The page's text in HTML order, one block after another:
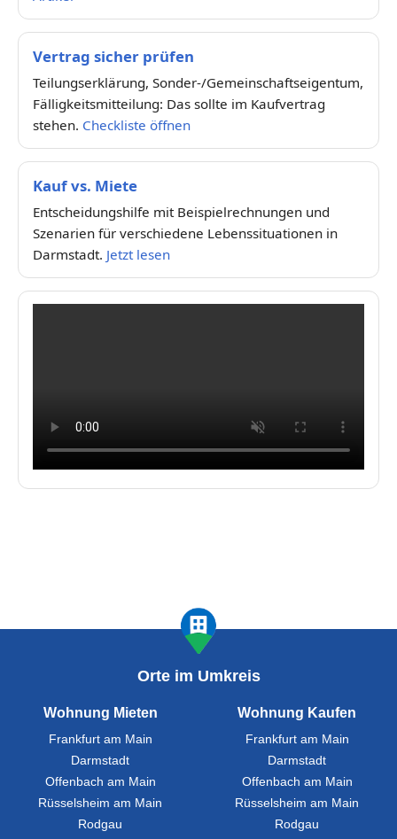
Vertrag sicher prüfen
Teilungserklärung, Sonder-/Gemeinschaftseigentum,
Fälligkeitsmitteilung: Das sollte im Kaufvertrag
stehen. Checkliste öffnen
Kauf vs. Miete
Entscheidungshilfe mit Beispielrechnungen und
Szenarien für verschiedene Lebenssituationen in
Darmstadt. Jetzt lesen
Orte im Umkreis
Wohnung Mieten
Frankfurt am Main
Darmstadt
Offenbach am Main
Rüsselsheim am Main
Rodgau
Wohnung Kaufen
Frankfurt am Main
Darmstadt
Offenbach am Main
Rüsselsheim am Main
Rodgau